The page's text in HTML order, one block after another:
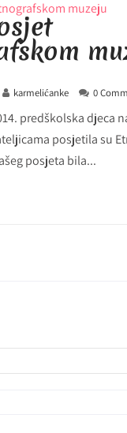
karmelićanke 0
predškolska djeca
posjetila su
posjeta bila...